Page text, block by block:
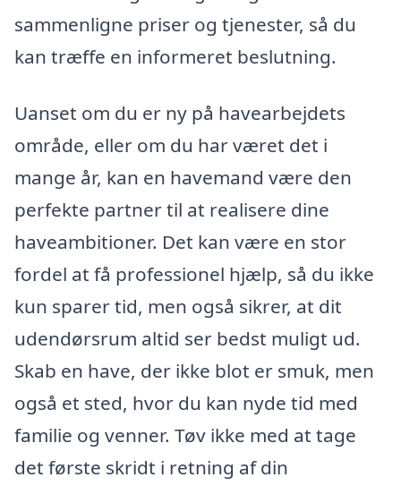
sammenligne priser og tjenester, så du
kan træffe en informeret beslutning.
Uanset om du er ny på havearbejdets
område, eller om du har været det i
mange år, kan en havemand være den
perfekte partner til at realisere dine
haveambitioner. Det kan være en stor
fordel at få professionel hjælp, så du ikke
kun sparer tid, men også sikrer, at dit
udendørsrum altid ser bedst muligt ud.
Skab en have, der ikke blot er smuk, men
også et sted, hvor du kan nyde tid med
familie og venner. Tøv ikke med at tage
det første skridt i retning af din